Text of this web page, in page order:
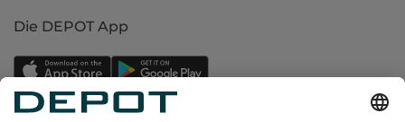
Die DEPOT App